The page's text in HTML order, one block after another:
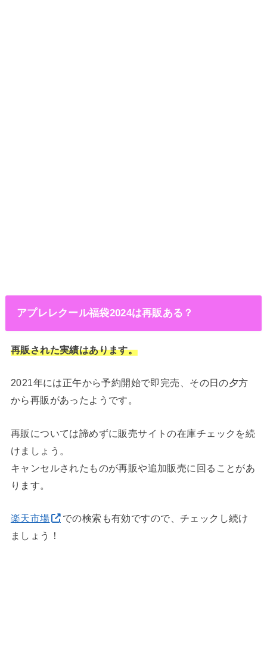
アプレレクール福袋2024は再販ある？
再販された実績はあります。
2021年には正午から予約開始で即完売、その日の夕方
から再販があったようです。
再販については諦めずに販売サイトの在庫チェックを続
けましょう。
キャンセルされたものが再販や追加販売に回ることがあ
ります。
楽天市場
での検索も有効ですので、チェックし続け
ましょう！